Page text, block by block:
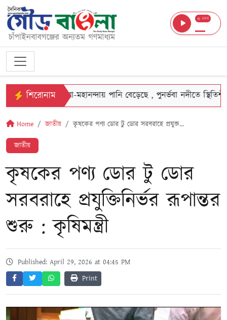
LIVE
শিরোনামপদ্মা-মহানন্দায় পানি বেড়েছে , পুনর্ভবা নদীতে স্থিতিশীল
Home জাতীয় কৃষকের পণ্য ডোর টু ডোর সরবরাহে প্রযুক্ত...
জাতীয়
কৃষকের পণ্য ডোর টু ডোর
সরবরাহে প্রযুক্তিনির্ভর রূপান্তর
শুরু : কৃষিমন্ত্রী
Published: April 29, 2026 at 04:45 PM
Print